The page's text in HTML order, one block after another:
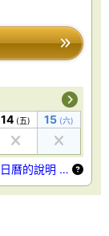
14 (五) 15 (六)
日曆的說明 …